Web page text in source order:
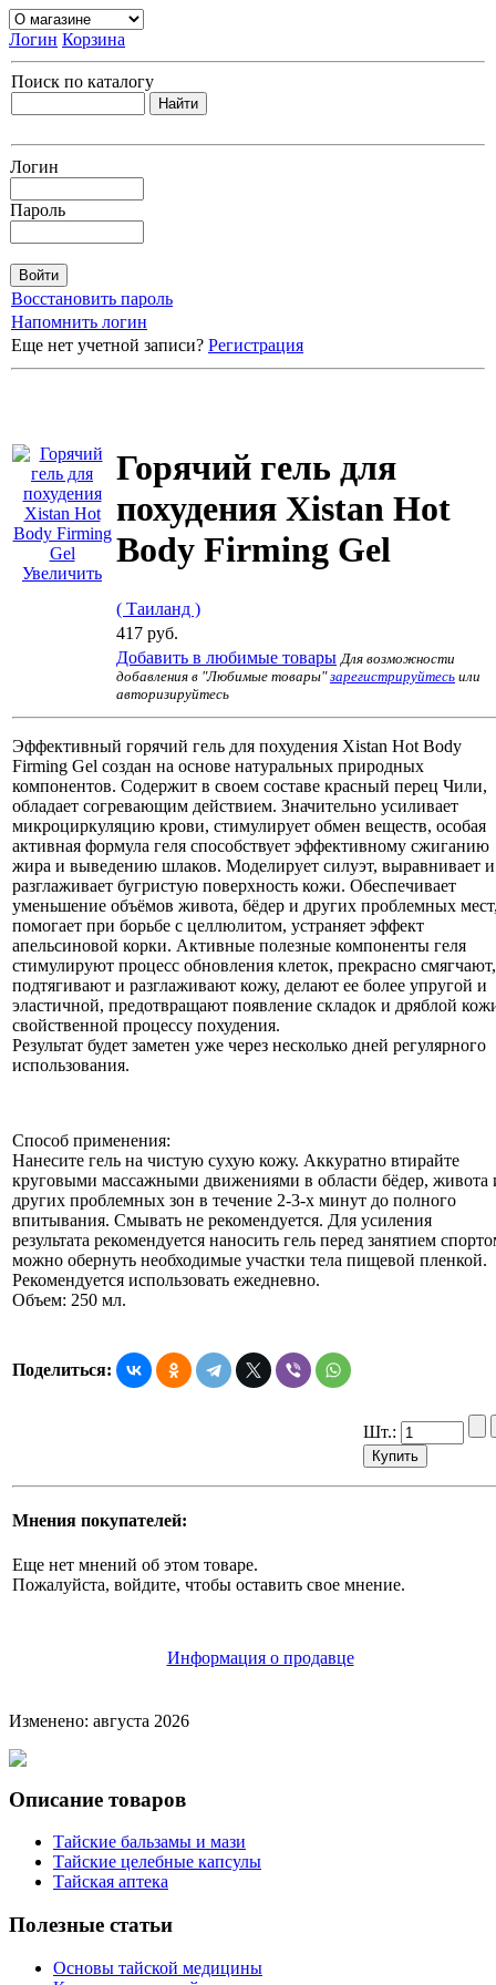
Логин Корзина
Поиск по каталогу
Логин
Пароль
Восстановить пароль
Напомнить логин
Еще нет учетной записи? Регистрация
Увеличить
Горячий гель для
похудения Xistan Hot
Body Firming Gel
( Таиланд )
417 руб.
Добавить в любимые товары Для возможности
добавления в "Любимые товары"зарегистрируйтесь или
авторизируйтесь
Эффективный горячий гель для похудения Xistan Hot Body
Firming Gel создан на основе натуральных природных
компонентов. Содержит в своем составе красный перец Чили,
обладает согревающим действием. Значительно усиливает
микроциркуляцию крови, стимулирует обмен веществ, особая
активная формула геля способствует эффективному сжиганию
жира и выведению шлаков. Моделирует силуэт, выравнивает и
разглаживает бугристую поверхность кожи. Обеспечивает
уменьшение объёмов живота, бёдер и других проблемных
помогает при борьбе с целлюлитом, устраняет эффект
апельсиновой корки. Активные полезные компоненты геля
стимулируют процесс обновления клеток, прекрасно смягчают,
подтягивают и разглаживают кожу, делают ее более упругой и
эластичной, предотвращают появление складок и дряблой
свойственной процессу похудения.
Результат будет заметен уже через несколько дней регулярного
использования.
Способ применения:
Нанесите гель на чистую сухую кожу. Аккуратно втирайте
круговыми массажными движениями в области бёдер, живота
других проблемных зон в течение 2-3-х минут до полного
впитывания. Смывать не рекомендуется. Для усиления
результата рекомендуется наносить гель перед занятием
можно обернуть необходимые участки тела пищевой пленкой.
Рекомендуется использовать ежедневно.
Объем: 250 мл.
Поделиться:
Шт.:
Мнения покупателей:
Еще нет мнений об этом товаре.
Пожалуйста, войдите, чтобы оставить свое мнение.
Информация о продавце
Изменено: августа 2026
Описание товаров
Тайские бальзамы и мази
Тайские целебные капсулы
Тайская аптека
Полезные статьи
Основы тайской медицины